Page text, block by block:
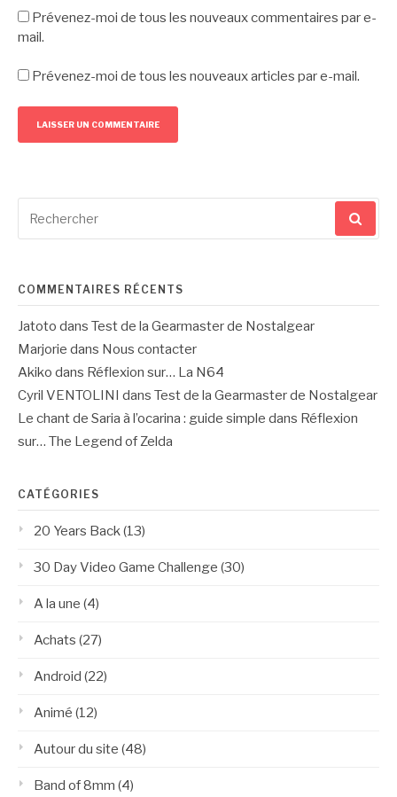
Prévenez-moi de tous les nouveaux commentaires par e-
mail.
Prévenez-moi de tous les nouveaux articles par e-mail.
pour
COMMENTAIRES RÉCENTS
Jatoto dans Test de la Gearmaster de Nostalgear
Marjorie dans Nous contacter
Akiko dans Réflexion sur… La N64
Cyril VENTOLINI
dans Test de la Gearmaster de Nostalgear
Le chant de Saria à l’ocarina : guide simple dans Réflexion
sur… The Legend of Zelda
CATÉGORIES
20 Years Back(13)
30 Day Video Game Challenge (30)
A la une (4)
Achats (27)
Android (22)
Animé (12)
Autour du site (48)
Band of 8mm (4)